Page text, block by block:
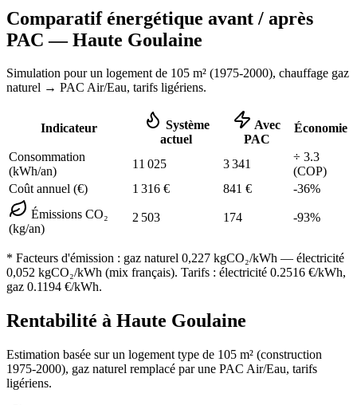
Comparatif énergétique avant / après
PAC —Haute Goulaine
Simulation pour un logement de 105 m² (1975-2000), chauffage gaz
naturel → PAC Air/Eau, tarifs ligériens.
Indicateur
Système
actuel
Avec
PAC
Économie
Consommation
(kWh/an)
11 025 3 341
÷ 3.3
(COP)
Coût annuel (€)
1 316 € 841 € -36%
Émissions CO₂
(kg/an)
2 503 174 -93%
* Facteurs d'émission : gaz naturel 0,227 kgCO₂/kWh — électricité
0,052 kgCO₂/kWh (mix français). Tarifs : électricité 0.2516 €/kWh,
gaz 0.1194 €/kWh.
Rentabilité à Haute Goulaine
Estimation basée sur un logement type de 105 m² (construction
1975-2000), gaz naturel remplacé par une PAC Air/Eau, tarifs
ligériens.